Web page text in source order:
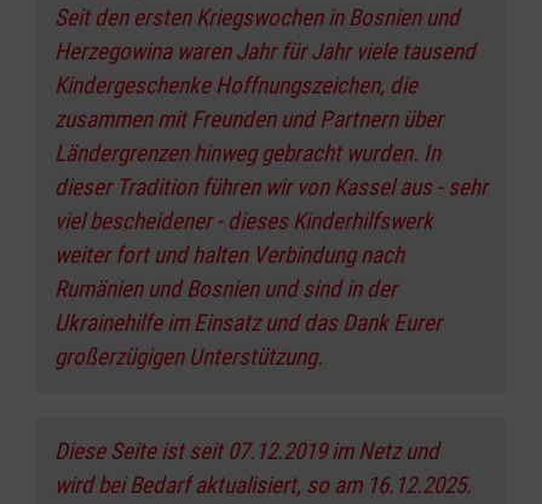
Seit den ersten Kriegswochen in Bosnien und
Herzegowina waren Jahr für Jahr viele tausend
Kindergeschenke Hoffnungszeichen, die
zusammen mit Freunden und Partnern über
Ländergrenzen hinweg gebracht wurden. In
dieser Tradition führen wir von Kassel aus - sehr
viel bescheidener - dieses Kinderhilfswerk
weiter fort und halten Verbindung nach
Rumänien und Bosnien und sind in der
Ukrainehilfe im Einsatz und das Dank Eurer
großerzügigen Unterstützung.
Diese Seite ist seit 07.12.2019 im Netz und
wird bei Bedarf aktualisiert, so am 16.12.2025.